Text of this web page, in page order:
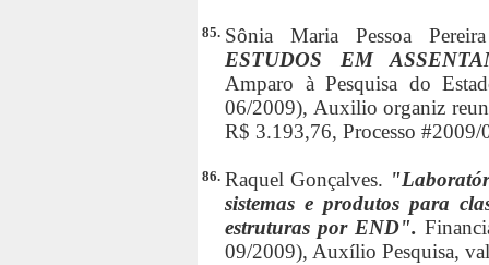
85. Sônia Maria Pessoa
ESTUDOS EM
Amparo à Pesquisa do
06/2009), Auxilio organiz
R$ 3.193,76, Processo #2009/
86. Raquel Gonçalves.
sistemas e produtos para
estruturas por END".
09/2009), Auxílio Pesquisa,